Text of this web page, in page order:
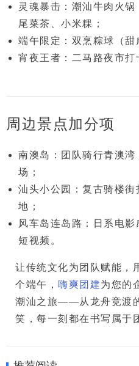
灵魂暴击 ：潮汕牛肉火
尾菜茶、小米粿；
端午限定 ：双烹粽球（
宵夜王者 ：二马路夜市打
周边景点加分项
南澳岛 ：团队骑行青澳
场；
汕头小公园
：复古骑楼
地；
风车岛连岛路 ：日系电
短视频。
让传统文化为团队赋能，
个端午， 嗨爽团建为您的
潮汕之旅——从龙舟竞渡
笑，每一刻都在书写属于